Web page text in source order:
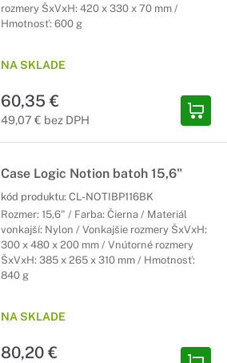
rozmery ŠxVxH: 420 x 330 x 70 mm /
Hmotnosť: 600 g
NA SKLADE
60,35 €
49,07 € bez DPH
Case Logic Notion batoh 15,6"
kód produktu: CL-NOTIBP116BK
Rozmer: 15,6" / Farba: Čierna / Materiál
vonkajší: Nylon / Vonkajšie rozmery ŠxVxH:
300 x 480 x 200 mm / Vnútorné rozmery
ŠxVxH: 385 x 265 x 310 mm / Hmotnosť:
840 g
NA SKLADE
80,20 €